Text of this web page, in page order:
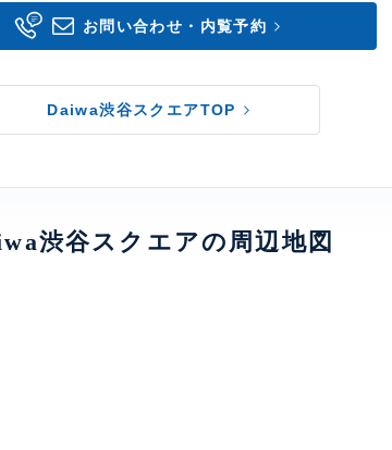
お問い合わせ・内覧予約
Daiwa渋谷スクエアTOP
渋谷スクエアの周辺地図